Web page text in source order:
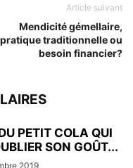
Article suivant
Mendicité gémellaire,
pratique traditionnelle ou
besoin financier?
PETIT COLA QUI
SON GOÛT...
2019